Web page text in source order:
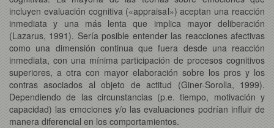
incluyen evaluación cognitiva («appraisal») aceptan una reacción
inmediata y una más lenta que implica mayor deliberación
(Lazarus, 1991). Sería posible entender las reacciones afectivas
como una dimensión continua que fuera desde una reacción
inmediata, con una mínima participación de procesos cognitivos
superiores, a otra con mayor elaboración sobre los pros y los
contras asociados al objeto de actitud (Giner-Sorolla, 1999).
Dependiendo de las circunstancias (p.e. tiempo, motivación y
capacidad) las emociones y/o las evaluaciones podrían influir de
manera diferencial en los comportamientos.